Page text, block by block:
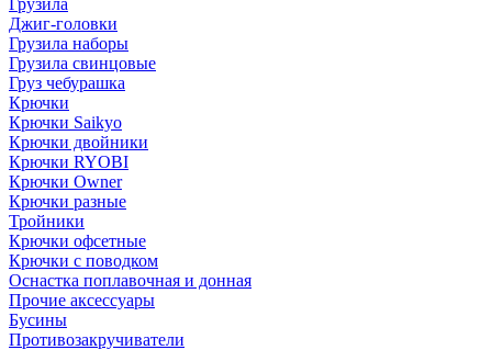
Грузила
Джиг-головки
Грузила наборы
Грузила свинцовые
Груз чебурашка
Крючки
Крючки Saikyo
Крючки двойники
Крючки RYOBI
Крючки Owner
Крючки разные
Тройники
Крючки офсетные
Крючки с поводком
Оснастка поплавочная и донная
Прочие аксессуары
Бусины
Противозакручиватели